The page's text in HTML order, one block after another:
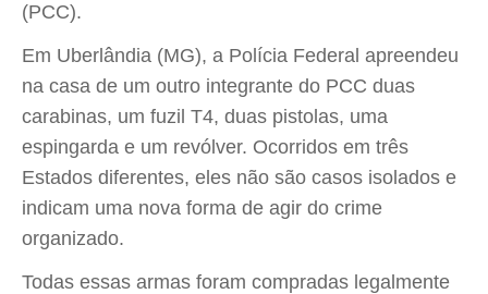
(PCC).
Em Uberlândia (MG), a Polícia Federal apreendeu
na casa de um outro integrante do PCC duas
carabinas, um fuzil T4, duas pistolas, uma
espingarda e um revólver. Ocorridos em três
Estados diferentes, eles não são casos isolados e
indicam uma nova forma de agir do crime
organizado.
Todas essas armas foram compradas legalmente